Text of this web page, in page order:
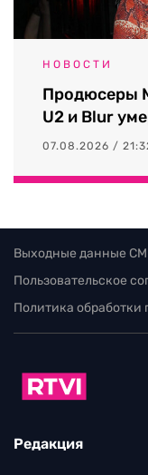
НОВОСТИ
Продюсеры
U2 и Blur
07.08.2026 /
Выходные данные
Пользовательское
Политика
Редакция